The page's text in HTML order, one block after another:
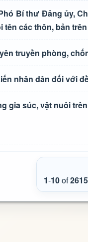
Bí thư Đảng ủy,
các thôn, bản
truyền phòng,
nhân dân đối với
gia súc, vật nuôi
1-10of2615